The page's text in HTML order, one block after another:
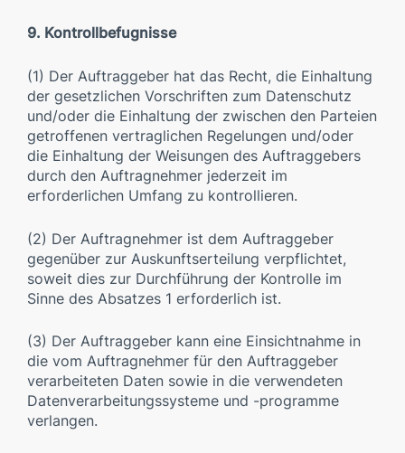
9. Kontrollbefugnisse
(1) Der Auftraggeber hat das Recht, die Einhaltung
der gesetzlichen Vorschriften zum Datenschutz
und/oder die Einhaltung der zwischen den Parteien
getroffenen vertraglichen Regelungen und/oder
die Einhaltung der Weisungen des Auftraggebers
durch den Auftragnehmer jederzeit im
erforderlichen Umfang zu kontrollieren.
(2) Der Auftragnehmer ist dem Auftraggeber
gegenüber zur Auskunftserteilung verpflichtet,
soweit dies zur Durchführung der Kontrolle im
Sinne des Absatzes 1 erforderlich ist.
(3) Der Auftraggeber kann eine Einsichtnahme in
die vom Auftragnehmer für den Auftraggeber
verarbeiteten Daten sowie in die verwendeten
Datenverarbeitungssysteme und -programme
verlangen.